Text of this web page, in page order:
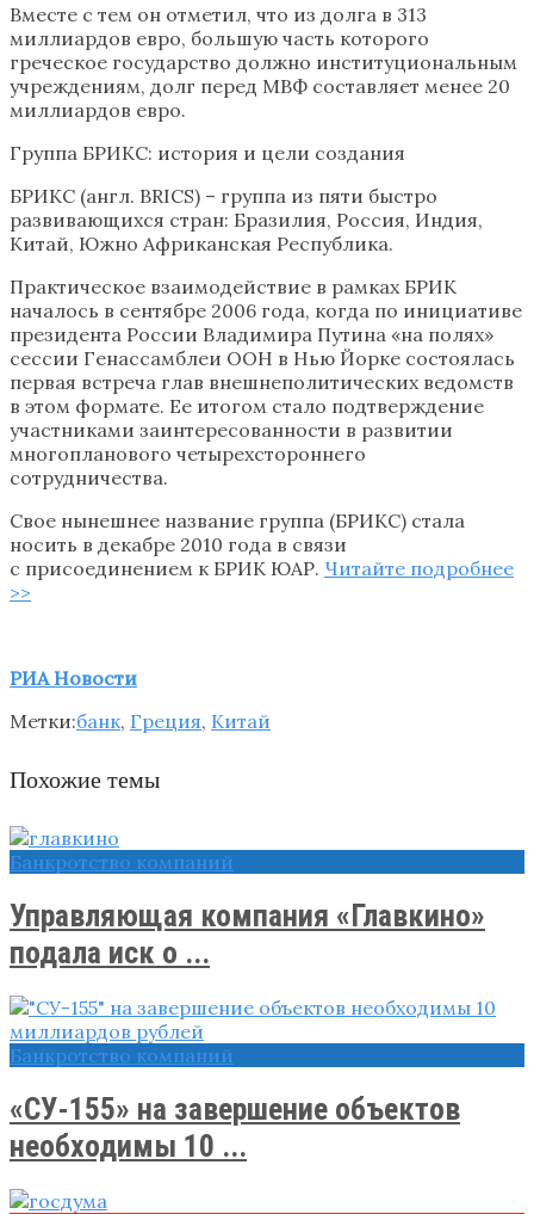
Вместе с тем он отметил, что из долга в 313
миллиардов евро, большую часть которого
греческое государство должно институциональным
учреждениям, долг перед МВФ составляет менее 20
миллиардов евро.
Группа БРИКС: история и цели создания
БРИКС (англ. BRICS) – группа из пяти быстро
развивающихся стран: Бразилия, Россия, Индия,
Китай, Южно Африканская Республика.
Практическое взаимодействие в рамках БРИК
началось в сентябре 2006 года, когда по инициативе
президента России Владимира Путина «на полях»
сессии Генассамблеи ООН в Нью Йорке состоялась
первая встреча глав внешнеполитических ведомств
в этом формате. Ее итогом стало подтверждение
участниками заинтересованности в развитии
многопланового четырехстороннего
сотрудничества.
Свое нынешнее название группа (БРИКС) стала
носить в декабре 2010 года в связи
с присоединением к БРИК ЮАР. Читайте подробнее
>>
РИА Новости
Метки:банк, Греция, Китай
Похожие темы
Банкротство компаний
Управляющая компания «Главкино»
подала иск о ...
Банкротство компаний
«СУ-155» на завершение объектов
необходимы 10 ...